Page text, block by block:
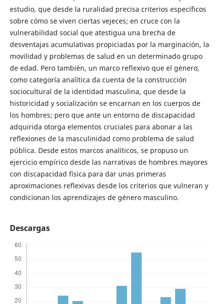
estudio, que desde la ruralidad precisa criterios específicos
sobre cómo se viven ciertas vejeces; en cruce con la
vulnerabilidad social que atestigua una brecha de
desventajas acumulativas propiciadas por la marginación, la
movilidad y problemas de salud en un determinado grupo
de edad. Pero también, un marco reflexivo que el género,
como categoría analítica da cuenta de la construcción
sociocultural de la identidad masculina, que desde la
historicidad y socialización se encarnan en los cuerpos de
los hombres; pero que ante un entorno de discapacidad
adquirida otorga elementos cruciales para abonar a las
reflexiones de la masculinidad como problema de salud
pública. Desde estos marcos analíticos, se propuso un
ejercicio empírico desde las narrativas de hombres mayores
con discapacidad física para dar unas primeras
aproximaciones reflexivas desde los criterios que vulneran y
condicionan los aprendizajes de género masculino.
Descargas